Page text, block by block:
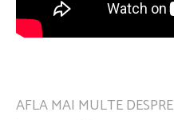
AFLA MAI MULTE DESPRE